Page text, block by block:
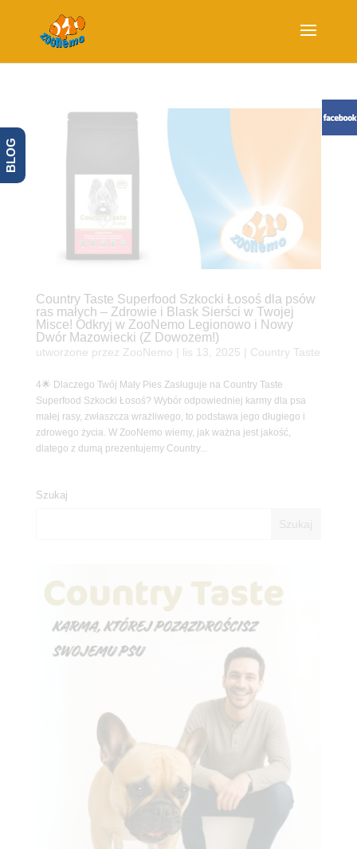
Country Taste Superfood Szkocki Łosoś dla psów
ras małych – Zdrowie i Blask Sierści w Twojej
Misce! Odkryj w ZooNemo Legionowo i Nowy
Dwór Mazowiecki (Z Dowozem!)
utworzone przez ZooNemo lis 13, 2025 Country Taste
4🌟 Dlaczego Twój Mały Pies Zasługuje na Country Taste
Superfood Szkocki Łosoś? Wybór odpowiedniej karmy dla psa
małej rasy, zwłaszcza wrażliwego, to podstawa jego długiego i
zdrowego życia. W ZooNemo wiemy, jak ważna jest jakość,
dlatego z dumą prezentujemy Country...
Szukaj
BLOG